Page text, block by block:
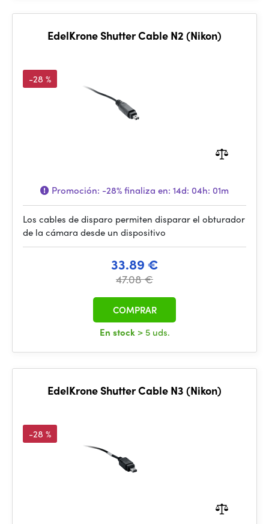
EdelKrone Shutter Cable N2 (Nikon)
-28 %
Promoción: -28%finaliza en: 14d: 04h: 01m
Los cables de disparo permiten disparar el obturador
de la cámara desde un dispositivo
33.89 €
47.08 €
En stock > 5 uds.
COMPRAR
EdelKrone Shutter Cable N3 (Nikon)
-28 %